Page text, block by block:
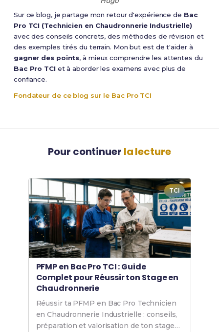
Sur ce blog, je partage mon retour d'expérience de Bac
Pro TCI (Technicien en Chaudronnerie Industrielle)
avec des conseils concrets, des méthodes de révision et
des exemples tirés du terrain. Mon but est de t'aider à
gagner des points, à mieux comprendre les attentes du
Bac Pro TCIet à aborder les examens avec plus de
confiance.
Fondateur de ce blog sur le Bac Pro TCI
Pour continuer la lecture
TCI
PFMP en Bac Pro TCI : Guide
Complet pour Réussir ton Stage en
Chaudronnerie
Réussir ta PFMP en Bac Pro Technicien
en Chaudronnerie Industrielle : conseils,
préparation et valorisation de ton stage